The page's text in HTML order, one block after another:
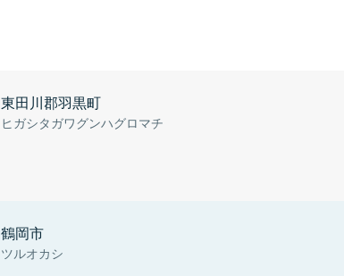
東田川郡羽黒町
ヒガシタガワグンハグロマチ
鶴岡市
ツルオカシ